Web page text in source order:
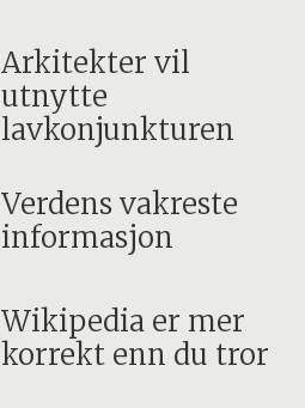
Arkitekter vil
utnytte
lavkonjunkturen
Verdens vakreste
informasjon
Wikipedia er mer
korrekt enn du tror